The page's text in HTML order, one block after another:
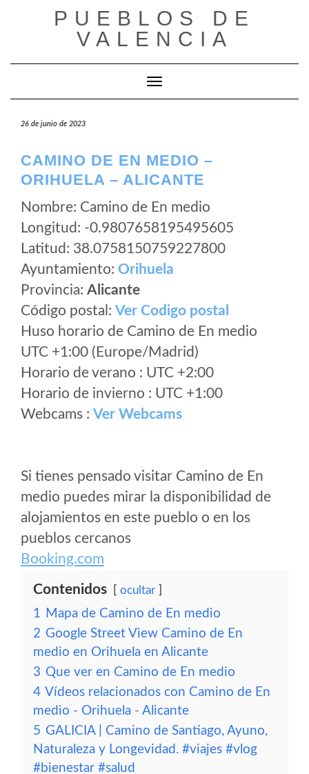
PUEBLOS DE
VALENCIA
Cambiar modo de navegación
26 de junio de 2023
CAMINO DE EN MEDIO –
ORIHUELA – ALICANTE
Nombre: Camino de En medio
Longitud: -0.9807658195495605
Latitud: 38.0758150759227800
Ayuntamiento: Orihuela
Provincia: Alicante
Código postal: Ver Codigo postal
Huso horario de Camino de En medio
UTC +1:00 (Europe/Madrid)
Horario de verano : UTC +2:00
Horario de invierno : UTC +1:00
Webcams : Ver Webcams
Si tienes pensado visitar Camino de En
medio puedes mirar la disponibilidad de
alojamientos en este pueblo o en los
pueblos cercanos
Booking.com
Contenidos ocultar
1 Mapa de Camino de En medio
2 Google Street View Camino de En
medio en Orihuela en Alicante
3 Que ver en Camino de En medio
4 Vídeos relacionados con Camino de En
medio - Orihuela - Alicante
5 GALICIA | Camino de Santiago, Ayuno,
Naturaleza y Longevidad. #viajes #vlog
#bienestar #salud